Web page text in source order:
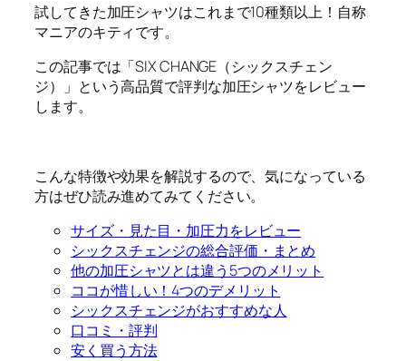
試してきた加圧シャツはこれまで10種類以上！自称
マニアのキティです。
この記事では「SIX CHANGE（シックスチェン
ジ）」という高品質で評判な加圧シャツをレビュー
します。
こんな特徴や効果を解説するので、気になっている
方はぜひ読み進めてみてください。
サイズ・見た目・加圧力をレビュー
シックスチェンジの総合評価・まとめ
他の加圧シャツとは違う5つのメリット
ココが惜しい！4つのデメリット
シックスチェンジがおすすめな人
口コミ・評判
安く買う方法